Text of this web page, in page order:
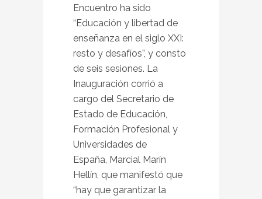
Encuentro ha sido
“Educación y libertad de
enseñanza en el siglo XXI:
resto y desafíos”, y consto
de seis sesiones. La
Inauguración corrió a
cargo del Secretario de
Estado de Educación,
Formación Profesional y
Universidades de
España, Marcial Marín
Hellín, que manifestó que
“hay que garantizar la